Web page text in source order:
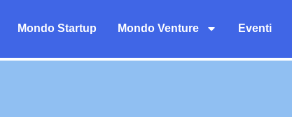
Mondo Startup Mondo Venture Eventi